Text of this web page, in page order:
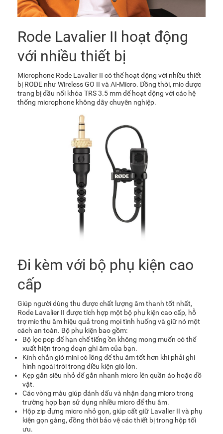
Rode Lavalier II hoạt động
với nhiều thiết bị
Microphone Rode Lavalier II có thể hoạt động với nhiều thiết
bị RODE như Wireless GO II và AI-Micro. Đồng thời, mic được
trang bị đầu nối khóa TRS 3.5 mm để hoạt động với các hệ
thống microphone không dây chuyên nghiệp.
Đi kèm với bộ phụ kiện cao
cấp
Giúp người dùng thu được chất lượng âm thanh tốt nhất,
Rode Lavalier II được tích hợp một bộ phụ kiện cao cấp, hỗ
trợ mic thu âm hiệu quả trong mọi tình huống và giữ nó một
cách an toàn. Bộ phụ kiện bao gồm:
Bộ lọc pop để hạn chế tiếng ồn không mong muốn có thể
xuất hiện trong đoạn ghi âm của bạn.
Kính chắn gió mini có lông để thu âm tốt hơn khi phải ghi
hình ngoài trời trong điều kiện gió lớn.
Kẹp gắn siêu nhỏ để gắn nhanh micro lên quần áo hoặc đồ
vật.
Các vòng màu giúp đánh dấu và nhận dạng micro trong
trường hợp bạn sử dụng nhiều micro để thu âm.
Hộp zip đựng micro nhỏ gọn, giúp cất giữ Lavalier II và phụ
kiện gọn gàng, đồng thời bảo vệ các thiết bị trong hộp tối
ưu.